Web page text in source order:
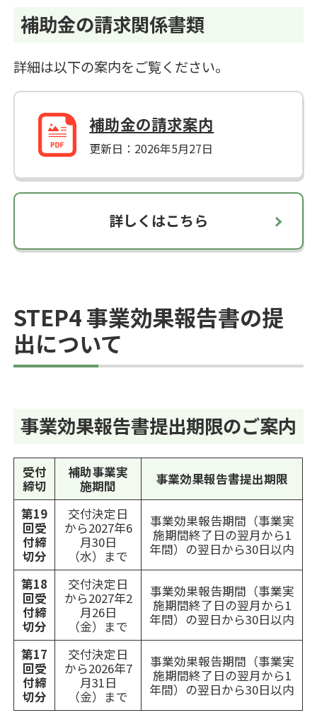
補助金の請求関係書類
詳細は以下の案内をご覧ください。
補助金の請求案内
更新日：2026年5月27日
詳しくはこちら
STEP4 事業効果報告書の提
出について
事業効果報告書提出期限のご案内
受付
締切
補助事業実
施期間
事業効果報告書提出期限
第19
回受
付締
切分
交付決定日
から2027年6
月30日
（水）まで
事業効果報告期間（事業実
施期間終了日の翌月から1
年間）の翌日から30日以内
第18
回受
付締
切分
交付決定日
から2027年2
月26日
（金）まで
事業効果報告期間（事業実
施期間終了日の翌月から1
年間）の翌日から30日以内
第17
回受
付締
切分
交付決定日
から2026年7
月31日
（金）まで
事業効果報告期間（事業実
施期間終了日の翌月から1
年間）の翌日から30日以内